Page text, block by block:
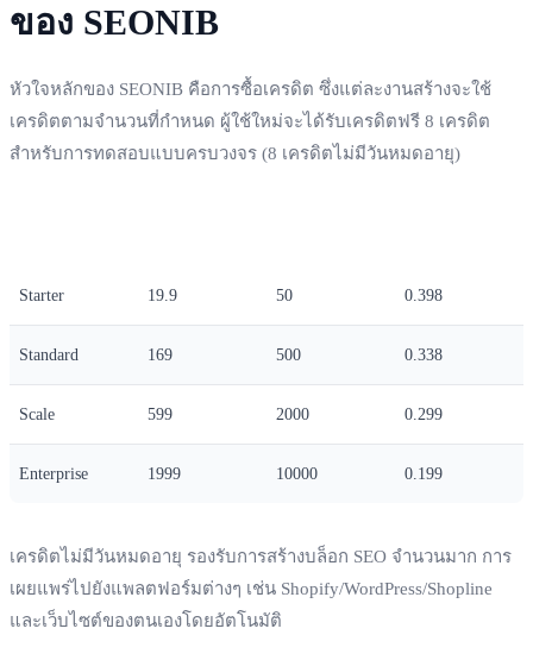
ของ SEONIB
หัวใจหลักของ SEONIB คือการซื้อเครดิต ซึ่งแต่ละงานสร้างจะใช้
เครดิตตามจำนวนที่กำหนด ผู้ใช้ใหม่จะได้รับเครดิตฟรี 8 เครดิต
สำหรับการทดสอบแบบครบวงจร (8 เครดิตไม่มีวันหมดอายุ)
Starter 19.9 50 0.398
Standard 169 500 0.338
Scale 599 2000 0.299
Enterprise 1999 10000 0.199
เครดิตไม่มีวันหมดอายุ รองรับการสร้างบล็อก SEO จำนวนมาก การ
เผยแพร่ไปยังแพลตฟอร์มต่างๆ เช่น Shopify/WordPress/Shopline
และเว็บไซต์ของตนเองโดยอัตโนมัติ